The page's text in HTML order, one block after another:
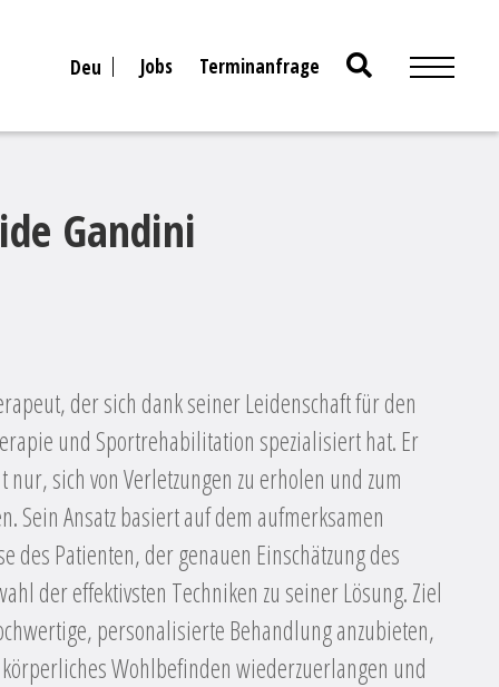
Deu Jobs Terminanfrage
Search
Gandini
der sich dank seiner Leidenschaft für den
und Sportrehabilitation spezialisiert hat. Er
sich von Verletzungen zu erholen und zum
Sein Ansatz basiert auf dem aufmerksamen
des Patienten, der genauen Einschätzung des
der effektivsten Techniken zu seiner Lösung. Ziel
personalisierte Behandlung anzubieten,
Wohlbefinden wiederzuerlangen und